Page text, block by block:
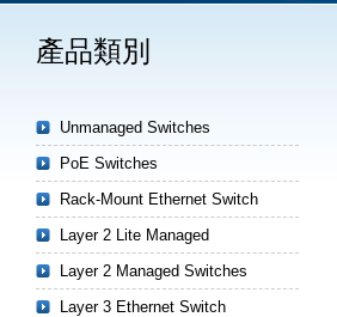
產品類別
Unmanaged Switches
PoE Switches
Rack-Mount Ethernet Switch
Layer 2 Lite Managed
Layer 2 Managed Switches
Layer 3 Ethernet Switch